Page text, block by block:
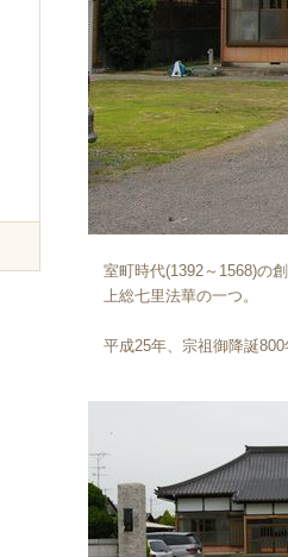
室町時代(1392～1568)の
上総七里法華の一つ。
平成25年、宗祖御降誕800